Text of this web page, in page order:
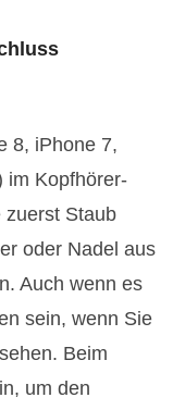
8, iPhone 7,
im Kopfhörer-
zuerst Staub
oder Nadel aus
Auch wenn es
sein, wenn Sie
Beim
um den